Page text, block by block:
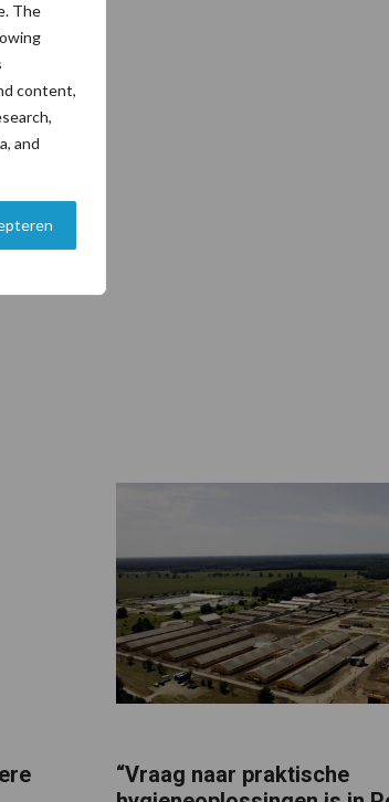
The
content,
and
echter
een
hoge
in te
“Vraag naar praktische